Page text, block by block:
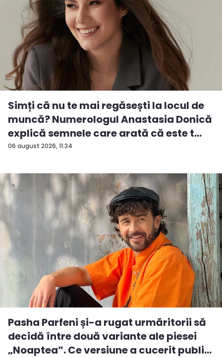
06 august 2026, 11:34
Simți că nu te mai regăsești la locul de
muncă? Numerologul Anastasia Donică
explică semnele care arată că este t...
Pasha Parfeni și-a rugat urmăritorii să
decidă între două variante ale piesei
„Noaptea”. Ce versiune a cucerit publi...